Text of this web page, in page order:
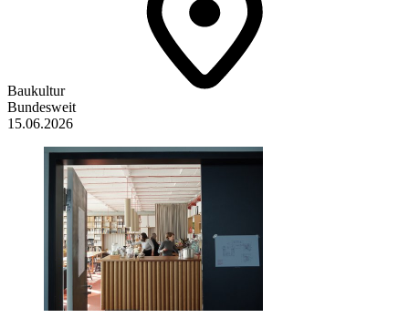
Baukultur
Bundesweit
15.06.2026